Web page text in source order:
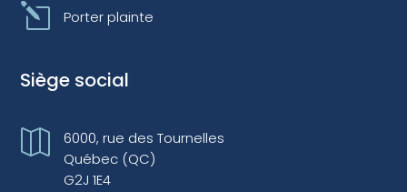
l Porter plainte
Siège social

6000, rue des Tournelles
Québec (QC)
G2J 1E4